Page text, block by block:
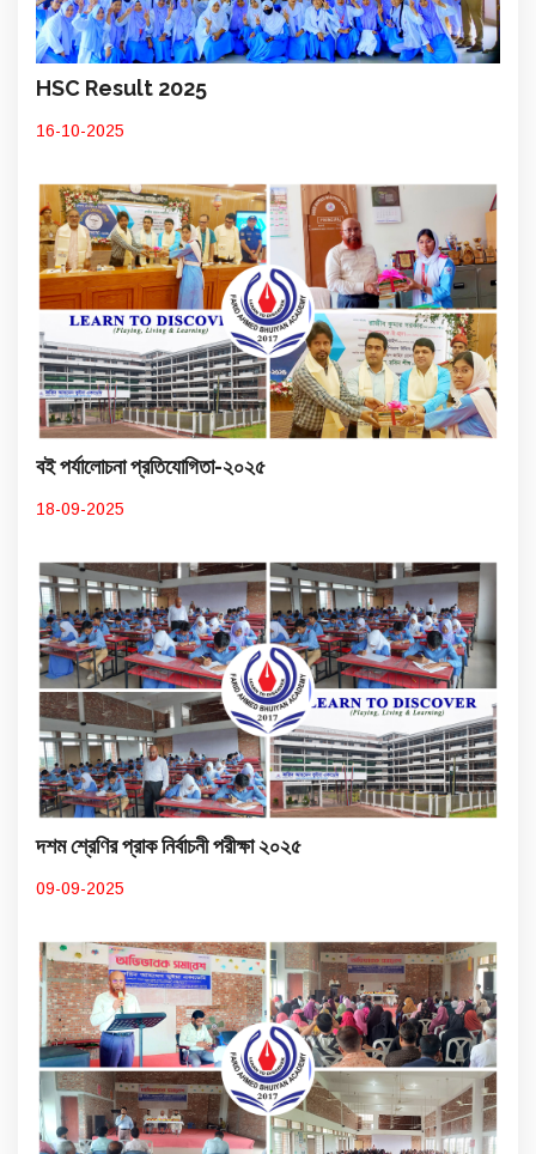
HSC Result 2025
16-10-2025
বই পর্যালোচনা প্রতিযোগিতা-২০২৫
18-09-2025
দশম শ্রেণির প্রাক নির্বাচনী পরীক্ষা ২০২৫
09-09-2025